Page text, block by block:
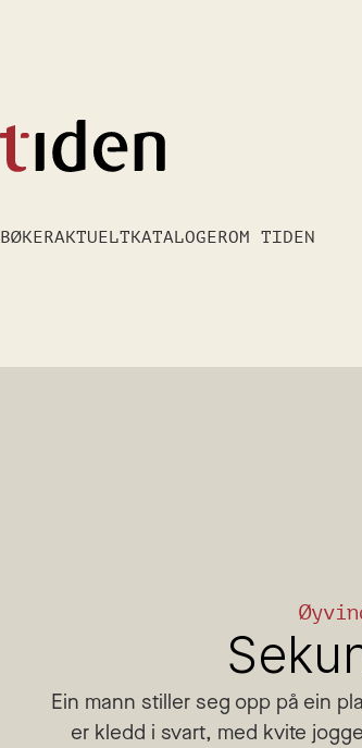
BØKERAKTUELTKATALOGEROM TIDEN
Ein mann stiller seg opp på ein
er kledd i svart, med kvite